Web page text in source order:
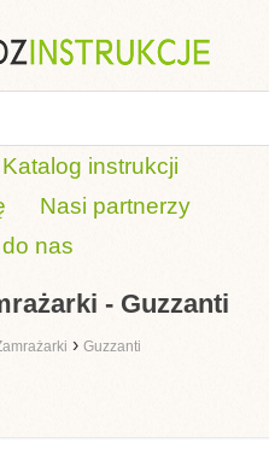
Katalog instrukcji
Nasi partnerzy
nas
- Guzzanti
› Guzzanti